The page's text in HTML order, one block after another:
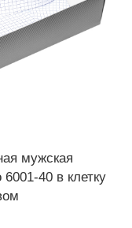
мужская
40 в клетку